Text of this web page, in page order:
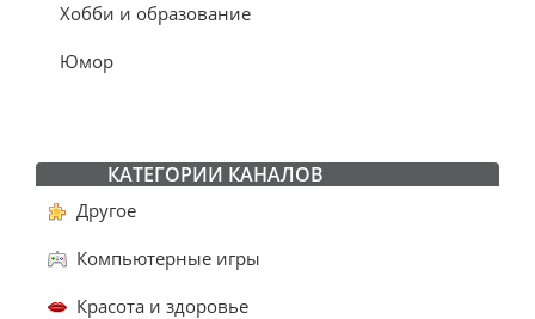
Хобби и образование
Юмор
КАТЕГОРИИ КАНАЛОВ
Другое
Компьютерные игры
Красота и здоровье